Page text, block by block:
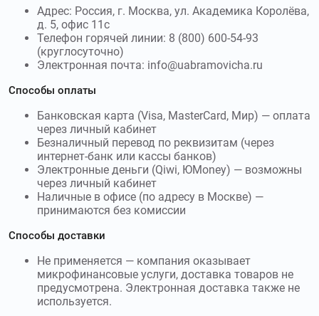
организация, оказывающая услуги займов онлайн.
Используйтепромокоды Krediska
50000₽
denga.ru–Деньга – российский сервис
скидку до 200000₽
495credit.ru–495 кредит - микрофинансовая
компания по выдаче срочных займов. Используйте
промокоды 495 кредити получите скидку до 20000₽
boostra.ru–
предназначенный для получения микрокредита на всей
территории страны. Используйтепромокоды Бустра
получите скидку до 500000₽
adengi.ru–А-Деньги (Альфа Деньги) -
микрофинансовая организация от Альфа Банка,
предоставляющая физическим лицам денежные средства
на удобных условиях. Используйте
Адрес: Россия, г. Москва, ул. Академика Королёва,
д. 5, офис 11с
Телефон горячей линии: 8 (800) 600-54-93
(круглосуточно)
Электронная почта: info@uabramovicha.ru
Способы оплаты
Банковская карта (Visa, MasterCard, Мир) — оплата
через личный кабинет
Безналичный перевод по реквизитам (через
интернет-банк или кассы банков)
Электронные деньги (Qiwi, ЮMoney) — возможны
через личный кабинет
Наличные в офисе (по адресу в Москве) —
принимаются без комиссии
Способы доставки
Не применяется — компания оказывает
микрофинансовые услуги, доставка товаров не
предусмотрена. Электронная доставка также не
используется.